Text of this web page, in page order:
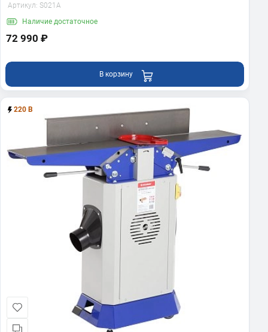
Артикул: S021A
Наличие достаточное
72 990 ₽
В корзину
220 В